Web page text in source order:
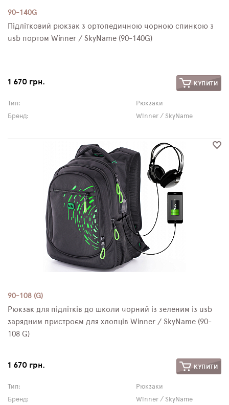
90-140G
Підлітковий рюкзак з ортопедичною чорною спинкою з
usb портом Winner / SkyName (90-140G)
1 670 грн. КУПИТИ
Тип:
Рюкзаки
Бренд:
Winner / SkyName
90-108 (G)
Рюкзак для підлітків до школи чорний із зеленим із usb
зарядним пристроєм для хлопців Winner / SkyName (90-
108 G)
1 670 грн. КУПИТИ
Тип:
Рюкзаки
Бренд:
Winner / SkyName